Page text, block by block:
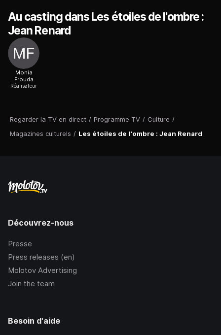
Regarder la TV en direct / Programme TV / Culture /
Magazines culturels / Les étoiles de l'ombre : Jean Renard
Au casting dans Les étoiles de l'ombre :
Jean Renard
Monia
Frouda
Réalisateur
Découvrez-nous
Presse
Press releases (en)
Molotov Advertising
Join the team
Besoin d'aide